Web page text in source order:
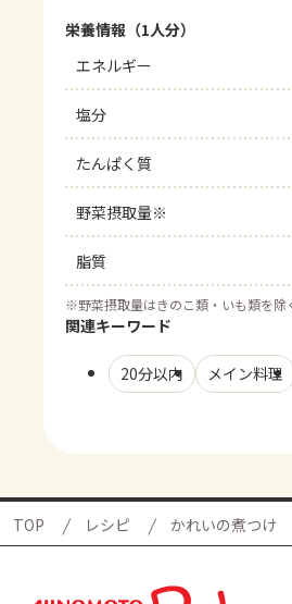
栄養情報（1人分）
エネルギー
塩分
たんぱく質
野菜摂取量※
脂質
※野菜摂取量はきのこ類・いも類を除
関連キーワード
20分以内 メイン料理
TOP レシピ かれいの煮つけ